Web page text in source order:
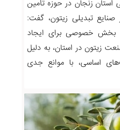
زنجان در حوزه تأمین
صنایع تبدیلی زیتون، گفت:
بخش خصوصی برای ایجاد
زیتون در استان، به دلیل
اساسی، با موانع جدی